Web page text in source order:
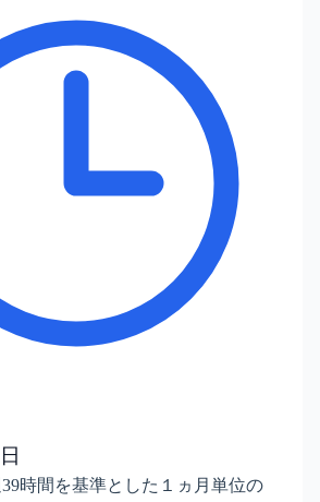
39時間を基準とした１ヵ月単位の